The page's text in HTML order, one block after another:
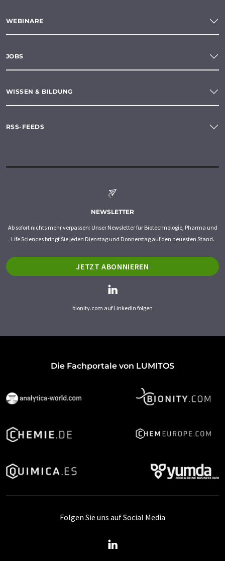
WEBINARE
JOBS
WISSEN & BILDUNG
RSS-FEEDS
NEWSLETTER
Ab sofort nichts mehr verpassen: Unser Newsletter für Biotechnologie, Pharma und
Life Sciences bringt Sie jeden Dienstag und Donnerstag auf den neuesten Stand.
JETZT ABONNIEREN
bionity.com auf LinkedIn folgen
Die Fachportale von LUMITOS
Folgen Sie uns auf Social Media